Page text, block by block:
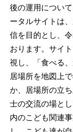
後の運用につい
ータルサイトは
信を目的とし、
おります。サイ
視し、「食べる
居場所を地図上
か、居場所の立
士の交流の場と
内のこども関連